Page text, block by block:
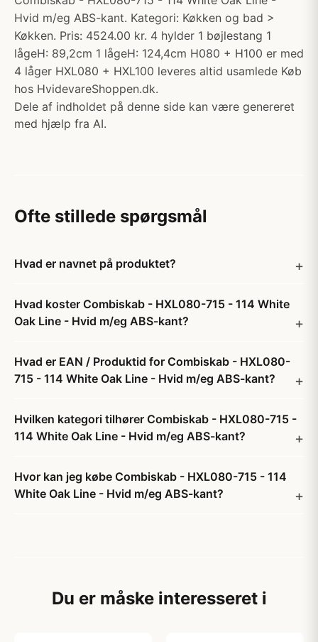
Hvid m/eg ABS-kant. Kategori: Køkken og bad >
Køkken. Pris: 4524.00 kr. 4 hylder 1 bøjlestang 1
lågeH: 89,2cm 1 lågeH: 124,4cm H080 + H100 er med
4 låger HXL080 + HXL100 leveres altid usamlede Køb
hos HvidevareShoppen.dk.
Dele af indholdet på denne side kan være genereret
med hjælp fra AI.
Ofte stillede spørgsmål
Hvad er navnet på produktet?
Hvad koster Combiskab - HXL080-715 - 114 White
Oak Line - Hvid m/eg ABS-kant?
Hvad er EAN / Produktid for Combiskab - HXL080-
715 - 114 White Oak Line - Hvid m/eg ABS-kant?
Hvilken kategori tilhører Combiskab - HXL080-715 -
114 White Oak Line - Hvid m/eg ABS-kant?
Hvor kan jeg købe Combiskab - HXL080-715 - 114
White Oak Line - Hvid m/eg ABS-kant?
Du er måske interesseret i